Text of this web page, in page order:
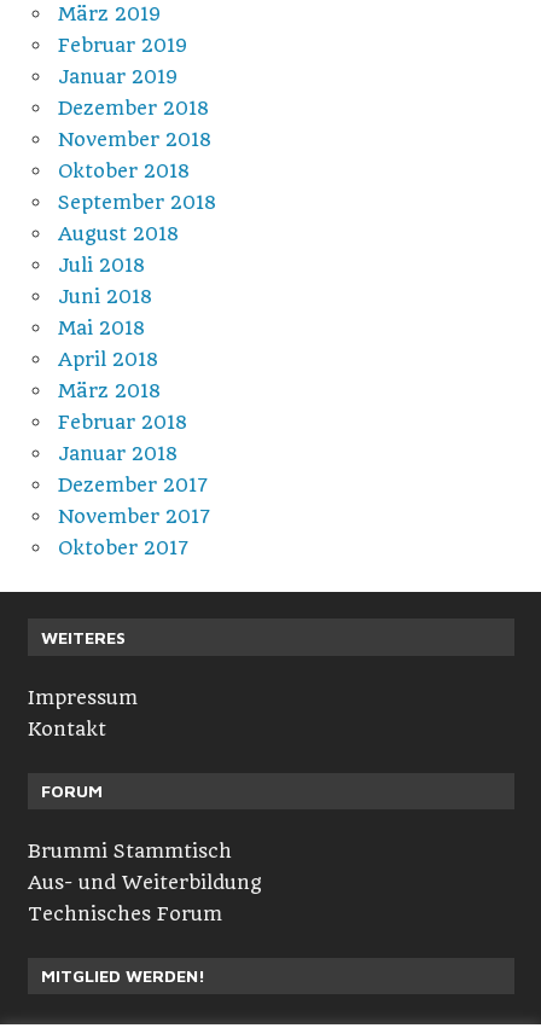
März 2019
Februar 2019
Januar 2019
Dezember 2018
November 2018
Oktober 2018
September 2018
August 2018
Juli 2018
Juni 2018
Mai 2018
April 2018
März 2018
Februar 2018
Januar 2018
Dezember 2017
November 2017
Oktober 2017
WEITERES
Impressum
Kontakt
FORUM
Brummi Stammtisch
Aus- und Weiterbildung
Technisches Forum
MITGLIED WERDEN!